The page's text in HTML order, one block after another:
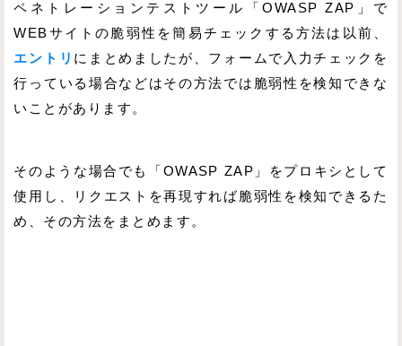
ペネトレーションテストツール「OWASP ZAP」で
WEBサイトの脆弱性を簡易チェックする方法は以前、
エントリ にまとめましたが、フォームで入力チェックを
行っている場合などはその方法では脆弱性を検知できな
いことがあります。
そのような場合でも「OWASP ZAP」をプロキシとして
使用し、リクエストを再現すれば脆弱性を検知できるた
め、その方法をまとめます。